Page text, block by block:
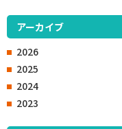
アーカイブ
2026
2025
2024
2023